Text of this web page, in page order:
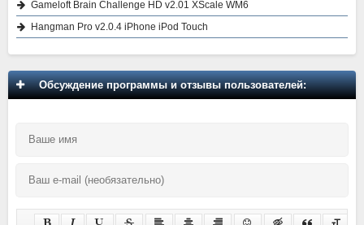
Gameloft Brain Challenge HD v2.01 XScale WM6
Hangman Pro v2.0.4 iPhone iPod Touch
Обсуждение программы и отзывы пользователей: